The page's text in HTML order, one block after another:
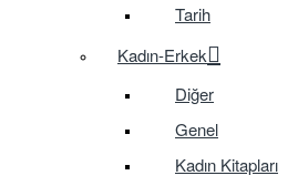
Tarih
Kadın-Erkek
Diğer
Genel
Kadın Kitapları